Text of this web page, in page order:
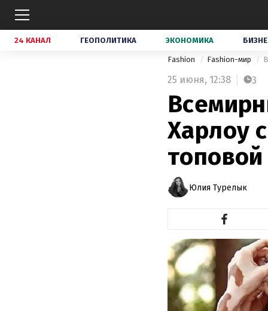
24 КАНАЛ ГЕОПОЛИТИКА ЭКОНОМИКА
Fashion Fashion-мир
25 июня, 12:38 3
Харлоу
Юлия Турелык